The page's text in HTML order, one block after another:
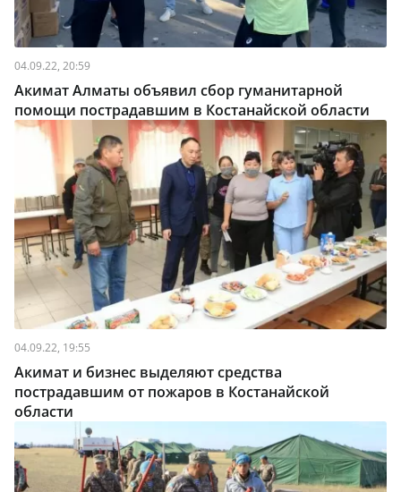
04.09.22, 20:59
Акимат Алматы объявил сбор гуманитарной
помощи пострадавшим в Костанайской области
04.09.22, 19:55
Акимат и бизнес выделяют средства
пострадавшим от пожаров в Костанайской
области